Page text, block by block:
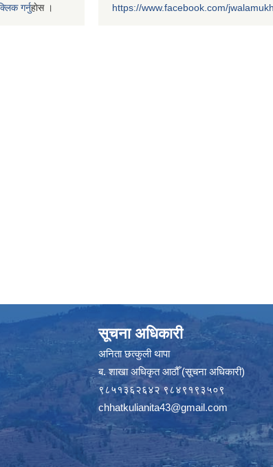
गर्नुहाेस । https://www.facebook.com/
सूचना अधिकारी
अनिता छत्कुली थापा
ब. शाखा अधिकृत आठौँ (सूचना अधिकारी)
९८५१३६२६४२ ९८४९१९३५०९
chhatkulianita43@gmail.com